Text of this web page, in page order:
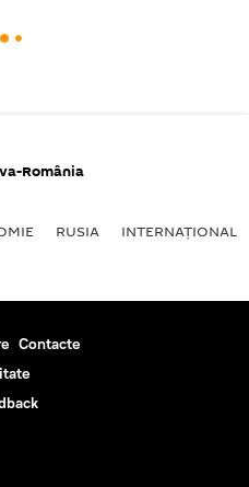
România
RUSIA INTERNAŢIONAL
Contacte